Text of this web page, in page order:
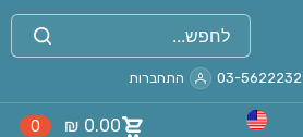
03-5622232 התחברות
₪ 0.00
0